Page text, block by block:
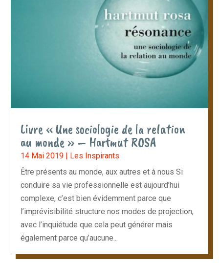
Livre « Une sociologie de la relation
au monde » – Hartmut ROSA
14 Mai 2019 | Les Inspirants
Être présents au monde, aux autres et à nous Si
conduire sa vie professionnelle est aujourd’hui
complexe, c’est bien évidemment parce que
l’imprévisibilité structure nos modes de projection,
avec l’inquiétude que cela peut générer mais
également parce qu’aucune...